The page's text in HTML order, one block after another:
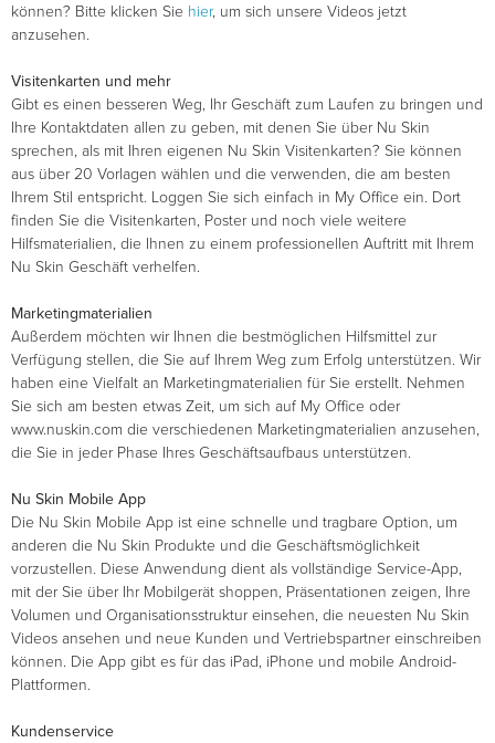
können? Bitte klicken Sie hier, um sich unsere Videos jetzt
anzusehen.
Visitenkarten und mehr
Gibt es einen besseren Weg, Ihr Geschäft zum Laufen zu bringen und
Ihre Kontaktdaten allen zu geben, mit denen Sie über Nu Skin
sprechen, als mit Ihren eigenen Nu Skin Visitenkarten? Sie können
aus über 20 Vorlagen wählen und die verwenden, die am besten
Ihrem Stil entspricht. Loggen Sie sich einfach in My Office ein. Dort
finden Sie die Visitenkarten, Poster und noch viele weitere
Hilfsmaterialien, die Ihnen zu einem professionellen Auftritt mit Ihrem
Nu Skin Geschäft verhelfen.
Marketingmaterialien
Außerdem möchten wir Ihnen die bestmöglichen Hilfsmittel zur
Verfügung stellen, die Sie auf Ihrem Weg zum Erfolg unterstützen. Wir
haben eine Vielfalt an Marketingmaterialien für Sie erstellt. Nehmen
Sie sich am besten etwas Zeit, um sich auf My Office oder
www.nuskin.com die verschiedenen Marketingmaterialien anzusehen,
die Sie in jeder Phase Ihres Geschäftsaufbaus unterstützen.
Nu Skin Mobile App
Die Nu Skin Mobile App ist eine schnelle und tragbare Option, um
anderen die Nu Skin Produkte und die Geschäftsmöglichkeit
vorzustellen. Diese Anwendung dient als vollständige Service-App,
mit der Sie über Ihr Mobilgerät shoppen, Präsentationen zeigen, Ihre
Volumen und Organisationsstruktur einsehen, die neuesten Nu Skin
Videos ansehen und neue Kunden und Vertriebspartner einschreiben
können. Die App gibt es für das iPad, iPhone und mobile Android-
Plattformen.
Kundenservice